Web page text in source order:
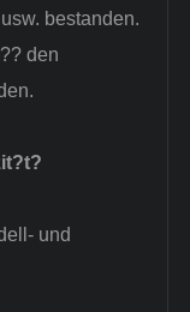
bestanden.
den
und